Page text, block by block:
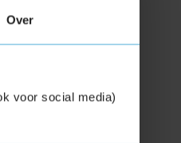
Over
voor social media)
andere top- en
lijst: